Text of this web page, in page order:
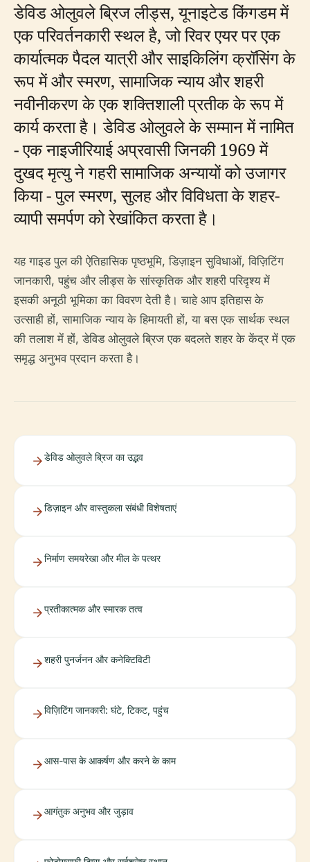
डेविड ओलुवले ब्रिज लीड्स, यूनाइटेड किंगडम में
एक परिवर्तनकारी स्थल है, जो रिवर एयर पर एक
कार्यात्मक पैदल यात्री और साइकिलिंग क्रॉसिंग के
रूप में और स्मरण, सामाजिक न्याय और शहरी
नवीनीकरण के एक शक्तिशाली प्रतीक के रूप में
कार्य करता है। डेविड ओलुवले के सम्मान में नामित
- एक नाइजीरियाई अप्रवासी जिनकी 1969 में
दुखद मृत्यु ने गहरी सामाजिक अन्यायों को उजागर
किया - पुल स्मरण, सुलह और विविधता के शहर-
व्यापी समर्पण को रेखांकित करता है।
यह गाइड पुल की ऐतिहासिक पृष्ठभूमि, डिज़ाइन सुविधाओं, विज़िटिंग
जानकारी, पहुंच और लीड्स के सांस्कृतिक और शहरी परिदृश्य में
इसकी अनूठी भूमिका का विवरण देती है। चाहे आप इतिहास के
उत्साही हों, सामाजिक न्याय के हिमायती हों, या बस एक सार्थक स्थल
की तलाश में हों, डेविड ओलुवले ब्रिज एक बदलते शहर के केंद्र में एक
समृद्ध अनुभव प्रदान करता है।
डेविड ओलुवले ब्रिज का उद्भव
डिज़ाइन और वास्तुकला संबंधी विशेषताएं
निर्माण समयरेखा और मील के पत्थर
प्रतीकात्मक और स्मारक तत्व
शहरी पुनर्जनन और कनेक्टिविटी
विज़िटिंग जानकारी: घंटे, टिकट, पहुंच
आस-पास के आकर्षण और करने के काम
आगंतुक अनुभव और जुड़ाव